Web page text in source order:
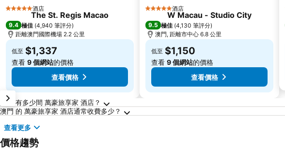
5 星級 酒店
The St. Regis Macao
9.4 極佳 (4,940 筆評分)
距離澳門國際機場 2.2 公里
低至 $1,337
查看 9 個網站的價格
查看價格
5 星級 酒店
W Macau - Studio City
9.5 極佳 (4,130 筆評分)
澳門, 距離市中心 6.8 公里
低至 $1,150
查看 9 個網站的價格
查看價格
關於澳門的常見問答
澳門 有多少間 萬豪旅享家 酒店？
澳門 的 萬豪旅享家 酒店通常收費多少？
查看更多
價格趨勢